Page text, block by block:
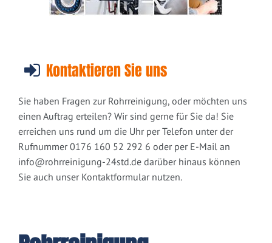
Kontaktieren Sie uns
Sie haben Fragen zur Rohrreinigung, oder möchten uns
einen Auftrag erteilen? Wir sind gerne für Sie da! Sie
erreichen uns rund um die Uhr per Telefon unter der
Rufnummer 0176 160 52 292 6 oder per E-Mail an
info@rohrreinigung-24std.de darüber hinaus können
Sie auch unser Kontaktformular nutzen.